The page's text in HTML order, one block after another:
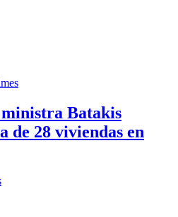
Batakis
28 viviendas en